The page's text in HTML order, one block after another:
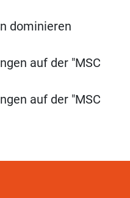
dominieren
auf der "MSC
auf der "MSC